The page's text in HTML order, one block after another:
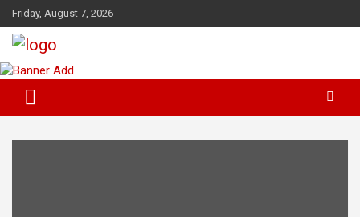
Skip
to
content
Friday, August 7, 2026